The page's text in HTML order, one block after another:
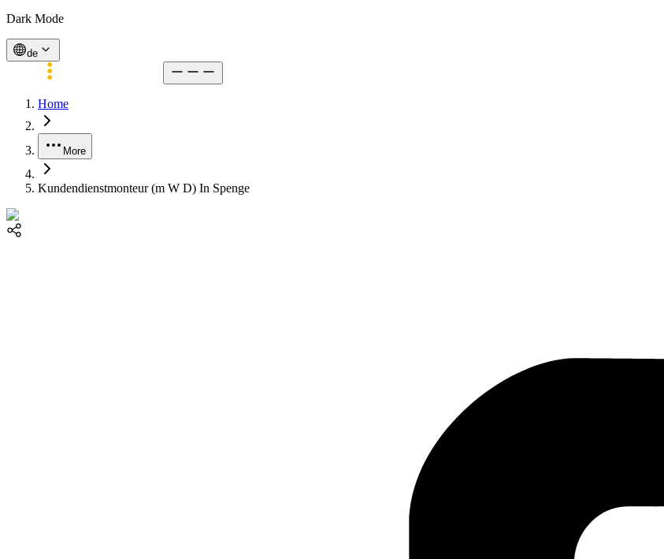
Dark Mode
de
Home
More
Kundendienstmonteur (m W D) In Spenge